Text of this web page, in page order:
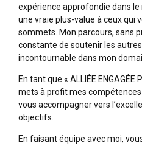
expérience approfondie dans
une vraie plus-value à ceux qui
sommets. Mon parcours, sans
constante de soutenir les
incontournable dans mon
En tant que « ALLIÉE ENGAGÉE
mets à profit mes
vous accompagner vers
objectifs.
En faisant équipe avec moi,